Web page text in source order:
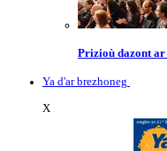
Prizioù dazont ar
Ya d'ar brezhoneg
X